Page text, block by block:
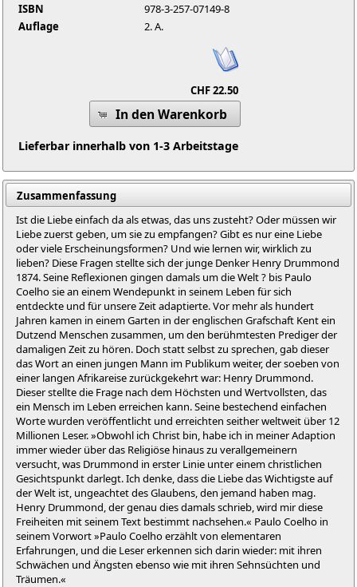
ISBN
978-3-257-07149-8
Auflage
2. A.
CHF 22.50
In den Warenkorb
Lieferbar innerhalb von 1-3 Arbeitstage
Zusammenfassung
Ist die Liebe einfach da als etwas, das uns zusteht? Oder müssen wir
Liebe zuerst geben, um sie zu empfangen? Gibt es nur eine Liebe
oder viele Erscheinungsformen? Und wie lernen wir, wirklich zu
lieben? Diese Fragen stellte sich der junge Denker Henry Drummond
1874. Seine Reflexionen gingen damals um die Welt ? bis Paulo
Coelho sie an einem Wendepunkt in seinem Leben für sich
entdeckte und für unsere Zeit adaptierte. Vor mehr als hundert
Jahren kamen in einem Garten in der englischen Grafschaft Kent ein
Dutzend Menschen zusammen, um den berühmtesten Prediger der
damaligen Zeit zu hören. Doch statt selbst zu sprechen, gab dieser
das Wort an einen jungen Mann im Publikum weiter, der soeben von
einer langen Afrikareise zurückgekehrt war: Henry Drummond.
Dieser stellte die Frage nach dem Höchsten und Wertvollsten, das
ein Mensch im Leben erreichen kann. Seine bestechend einfachen
Worte wurden veröffentlicht und erreichten seither weltweit über 12
Millionen Leser. »Obwohl ich Christ bin, habe ich in meiner Adaption
immer wieder über das Religiöse hinaus zu verallgemeinern
versucht, was Drummond in erster Linie unter einem christlichen
Gesichtspunkt darlegt. Ich denke, dass die Liebe das Wichtigste auf
der Welt ist, ungeachtet des Glaubens, den jemand haben mag.
Henry Drummond, der genau dies damals schrieb, wird mir diese
Freiheiten mit seinem Text bestimmt nachsehen.« Paulo Coelho in
seinem Vorwort »Paulo Coelho erzählt von elementaren
Erfahrungen, und die Leser erkennen sich darin wieder: mit ihren
Schwächen und Ängsten ebenso wie mit ihren Sehnsüchten und
Träumen.«